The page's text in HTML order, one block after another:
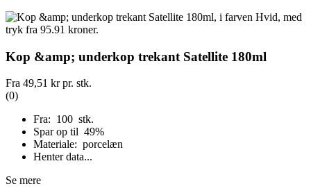
Kop &amp; underkop trekant Satellite 180ml
Fra 49,51 krpr. stk.
(0)
Fra: 100 stk.
Spar op til 49%
Materiale: porcelæn
Henter data...
Se mere